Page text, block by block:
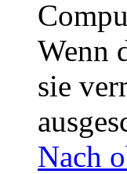
Wenn
sie
Nach